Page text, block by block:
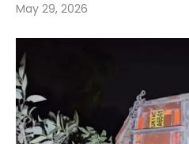
May 29, 2026